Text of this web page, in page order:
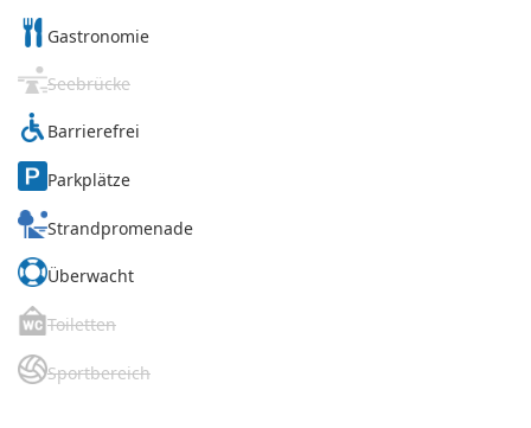
Gastronomie
Seebrücke
Barrierefrei
Parkplätze
Strandpromenade
Überwacht
Toiletten
Sportbereich